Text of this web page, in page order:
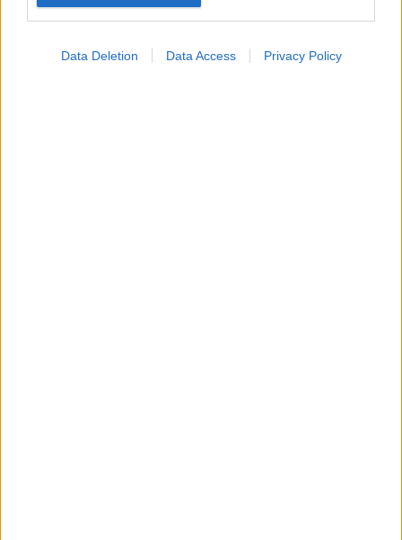
Data Deletion Data Access Privacy Policy
Φρούτα, σακχαρώδης διαβήτης και καλοκαίρι